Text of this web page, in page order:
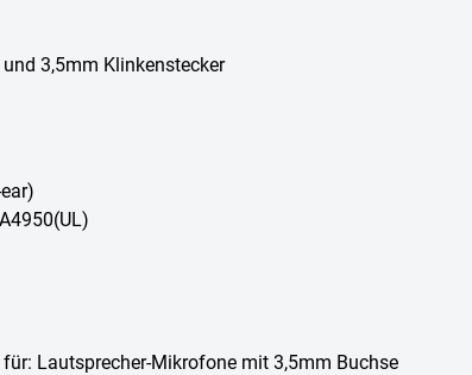
3,5mm Klinkenstecker
Lautsprecher-Mikrofone mit 3,5mm Buchse